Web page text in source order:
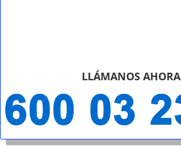
LLÁMANOS AHORA